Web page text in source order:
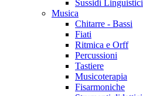
Sussidi Linguistici
Musica
Chitarre - Bassi
Fiati
Ritmica e Orff
Percussioni
Tastiere
Musicoterapia
Fisarmoniche